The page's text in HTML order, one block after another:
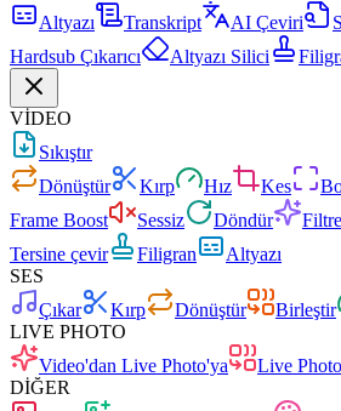
Altyazı
Transkript AI Çeviri
Hardsub Çıkarıcı
Altyazı Silici
VİDEO
Sıkıştır
Dönüştür
Kırp Hız Kes
Frame Boost
Sessiz Döndür Filtre
Tersine çevir
Filigran
Altyazı
SES
Çıkar
Kırp Dönüştür Birleştir
LIVE PHOTO
Video'dan Live Photo'ya
Live
DİĞER